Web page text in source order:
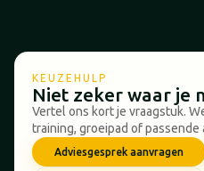
KEUZEHULP
Niet zeker waar je
Vertel ons kort je vraagstuk.
training, groeipad of passende
Adviesgesprek aanvragen